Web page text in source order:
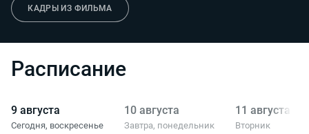
КАДРЫ ИЗ ФИЛЬМА
Расписание
9 августа
Сегодня, воскресенье
10 августа
Завтра, понедельник
11 августа
Вторник